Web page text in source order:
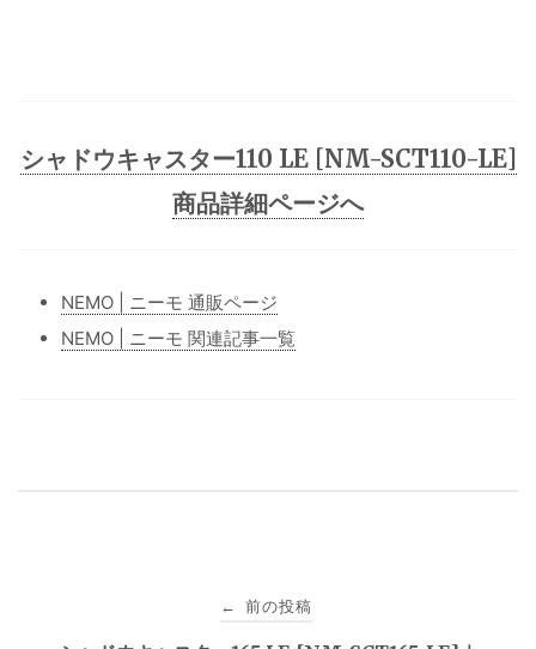
シャドウキャスター110 LE [NM-SCT110-LE]
商品詳細ページへ
NEMO | ニーモ 通販ページ
NEMO | ニーモ 関連記事一覧
← 前の投稿